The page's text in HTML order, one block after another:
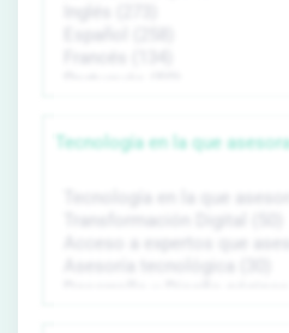
Tecnología en la que